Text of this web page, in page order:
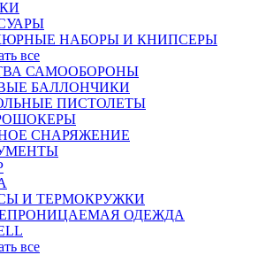
НАБОРЫ И КНИПСЕРЫ
все
САМООБОРОНЫ
БАЛЛОНЧИКИ
ПИСТОЛЕТЫ
СНАРЯЖЕНИЕ
И ТЕРМОКРУЖКИ
ОДЕЖДА
все